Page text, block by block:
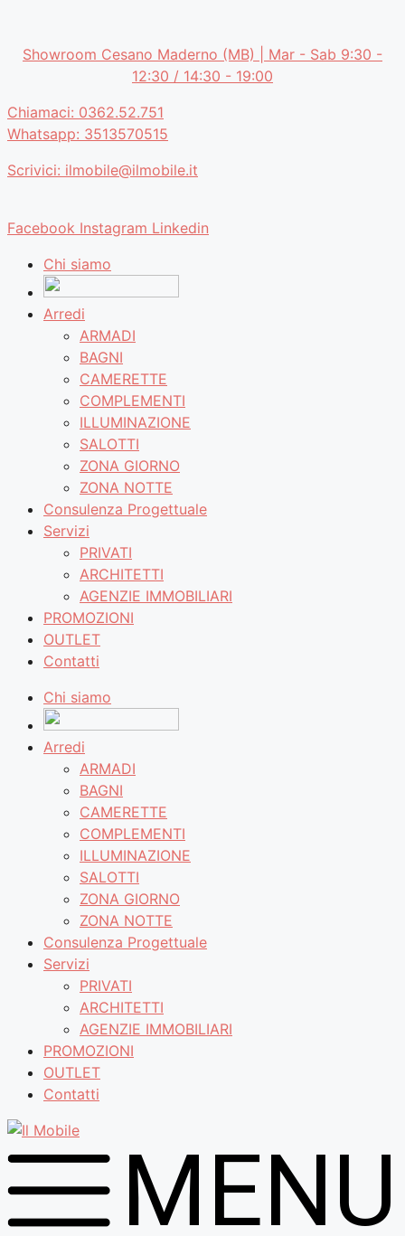
contenuto
Showroom Cesano Maderno (MB) | Mar - Sab 9:30 -
12:30 / 14:30 - 19:00
Chiamaci: 0362.52.751
Whatsapp: 3513570515
Scrivici: ilmobile@ilmobile.it
Facebook Instagram Linkedin
Chi siamo
Arredi
ARMADI
BAGNI
CAMERETTE
COMPLEMENTI
ILLUMINAZIONE
SALOTTI
ZONA GIORNO
ZONA NOTTE
Consulenza Progettuale
Servizi
PRIVATI
ARCHITETTI
AGENZIE IMMOBILIARI
PROMOZIONI
OUTLET
Contatti
Chi siamo
Arredi
ARMADI
BAGNI
CAMERETTE
COMPLEMENTI
ILLUMINAZIONE
SALOTTI
ZONA GIORNO
ZONA NOTTE
Consulenza Progettuale
Servizi
PRIVATI
ARCHITETTI
AGENZIE IMMOBILIARI
PROMOZIONI
OUTLET
Contatti
MENU